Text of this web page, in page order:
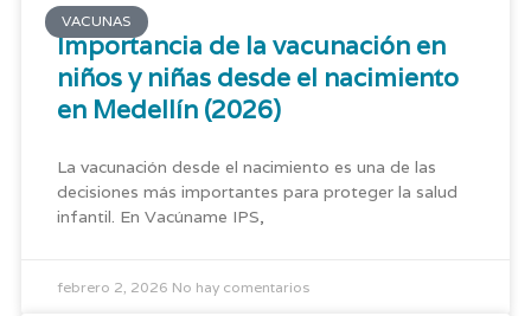
VACUNAS
Importancia de la vacunación en
niños y niñas desde el nacimiento
en Medellín (2026)
La vacunación desde el nacimiento es una de las
decisiones más importantes para proteger la salud
infantil. En Vacúname IPS,
febrero 2, 2026 No hay comentarios